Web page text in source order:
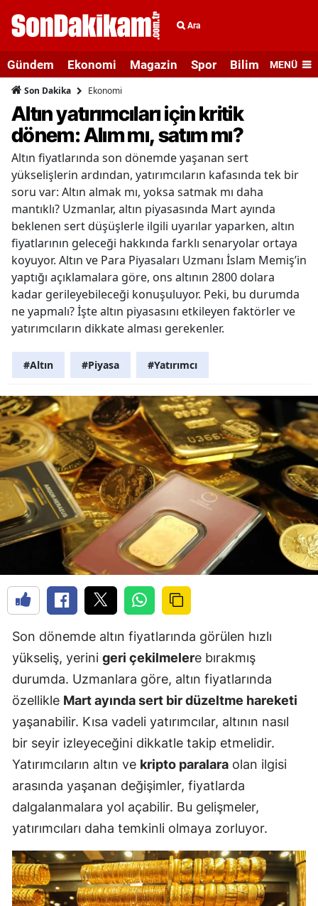
Ara
Gündem Ekonomi Magazin Spor Bilim veMENÜ
Son Dakika Ekonomi
Altın yatırımcıları için kritik
dönem: Alım mı, satım mı?
Altın fiyatlarında son dönemde yaşanan sert
yükselişlerin ardından, yatırımcıların kafasında tek bir
soru var: Altın almak mı, yoksa satmak mı daha
mantıklı? Uzmanlar, altın piyasasında Mart ayında
beklenen sert düşüşlerle ilgili uyarılar yaparken, altın
fiyatlarının geleceği hakkında farklı senaryolar ortaya
koyuyor. Altın ve Para Piyasaları Uzmanı İslam Memiş’in
yaptığı açıklamalara göre, ons altının 2800 dolara
kadar gerileyebileceği konuşuluyor. Peki, bu durumda
ne yapmalı? İşte altın piyasasını etkileyen faktörler ve
yatırımcıların dikkate alması gerekenler.
#Altın #Piyasa #Yatırımcı
Son dönemde altın fiyatlarında görülen hızlı
yükseliş, yerini geri çekilmelere bırakmış
durumda. Uzmanlara göre, altın fiyatlarında
özellikle Mart ayında sert bir düzeltme hareketi
yaşanabilir. Kısa vadeli yatırımcılar, altının nasıl
bir seyir izleyeceğini dikkatle takip etmelidir.
Yatırımcıların altın ve kripto paralara olan ilgisi
arasında yaşanan değişimler, fiyatlarda
dalgalanmalara yol açabilir. Bu gelişmeler,
yatırımcıları daha temkinli olmaya zorluyor.